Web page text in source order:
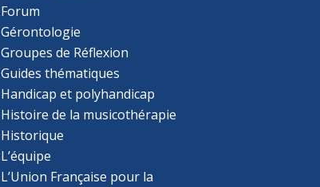
Forum
Gérontologie
Groupes de Réflexion
Guides thématiques
Handicap et polyhandicap
Histoire de la musicothérapie
Historique
L’équipe
L’Union Française pour la